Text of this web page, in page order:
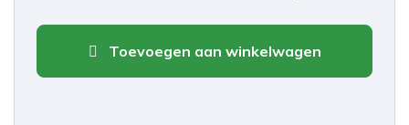
Toevoegen aan winkelwagen